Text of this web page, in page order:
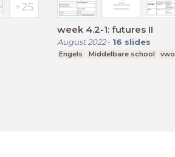
week 4.2-1: futures II
August 2022- 16 slides
Engels Middelbare school vwo